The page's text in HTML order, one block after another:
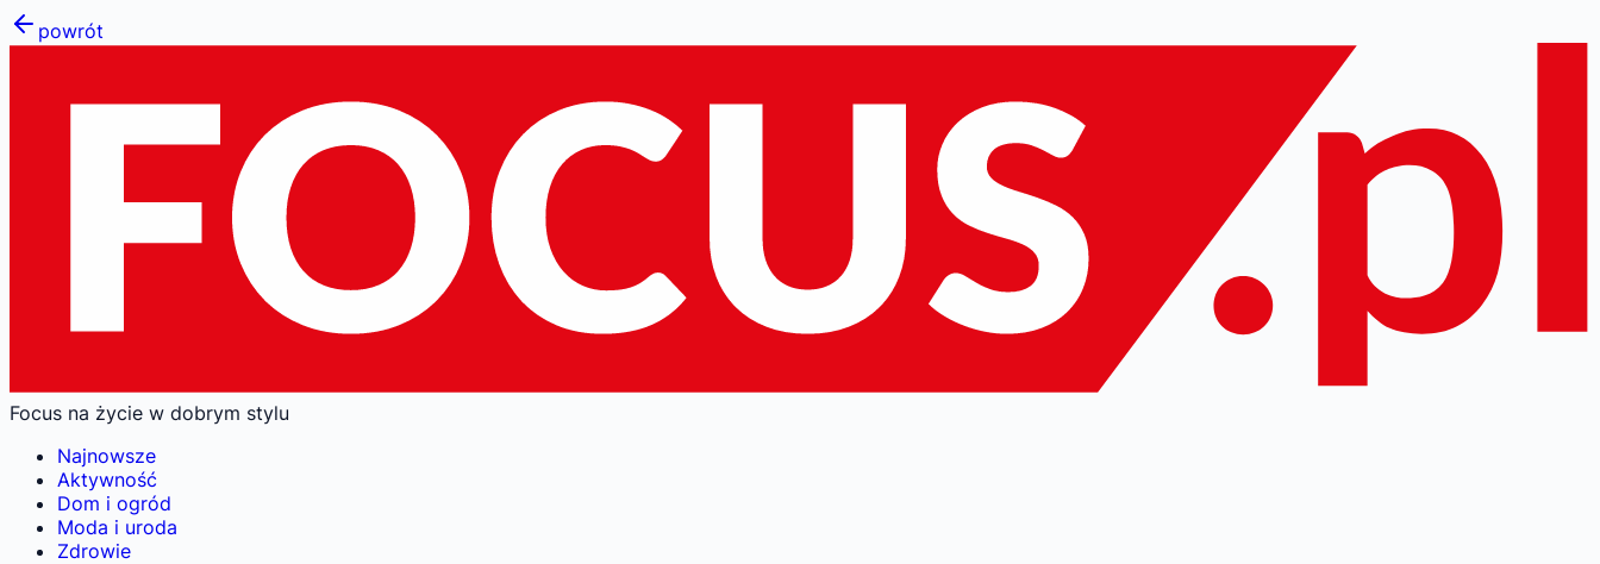
powrót
Focus na życie w dobrym stylu
Najnowsze
Aktywność
Dom i ogród
Moda i uroda
Zdrowie